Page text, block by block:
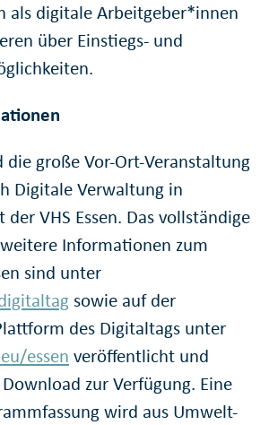
als digitale Arbeitgeber*innen
über Einstiegs- und
große Vor-Ort-Veranstaltung
Digitale Verwaltung in
VHS Essen. Das vollständige
Informationen zum
sind unter
sowie auf der
des Digitaltags unter
essen veröffentlicht und
zur Verfügung. Eine
wird aus Umwelt-